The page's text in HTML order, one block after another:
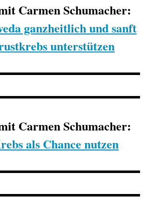
Carmen Schumacher:
ganzheitlich und sanft
unterstützen
Carmen Schumacher:
als Chance nutzen